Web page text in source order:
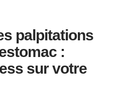
palpitations
:
sur votre